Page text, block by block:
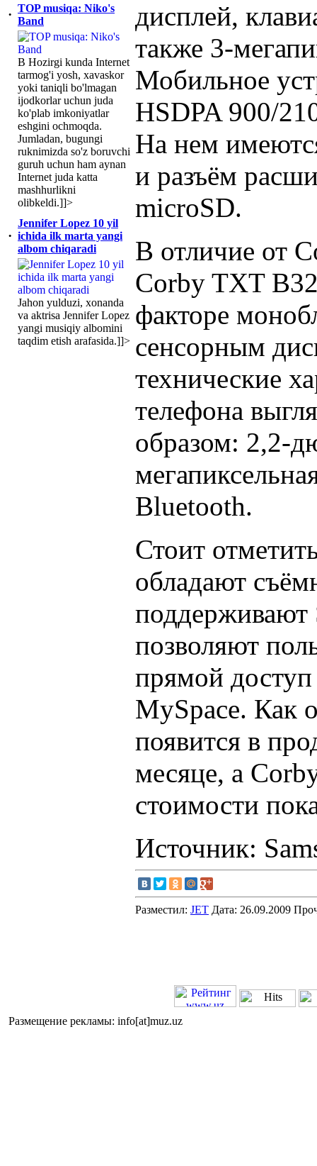
· TOP musiqa: Niko's
Band
В Hozirgi kunda Internet
tarmog'i yosh, xavaskor
yoki taniqli bo'lmagan
ijodkorlar uchun juda
ko'plab imkoniyatlar
eshgini ochmoqda.
Jumladan, bugungi
ruknimizda so'z boruvchi
guruh uchun ham aynan
Internet juda katta
mashhurlikni
olibkeldi.]]>
·
Jennifer Lopez 10 yil
ichida ilk marta yangi
albom chiqaradi
Jahon yulduzi, xonanda
va aktrisa Jennifer Lopez
yangi musiqiy albomini
taqdim etish arafasida.]]>
дисплей,
также 3-
Мобильное
HSDPA 900/
На нем
и разъём
microSD.
В отличие от
Corby TXT
факторе
сенсорным
технические
телефона
образом: 2,2-
Bluetooth.
Стоит
обладают
поддерживают
позволяют
прямой
MySpace. Как
появится в
месяце, а
стоимости
Источник:
Разместил: JET Дата: 26.09.2009
Размещение рекламы: info[at]muz.uz